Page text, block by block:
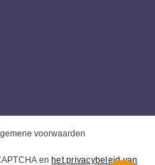
voorwaarden
en het privacybeleid van